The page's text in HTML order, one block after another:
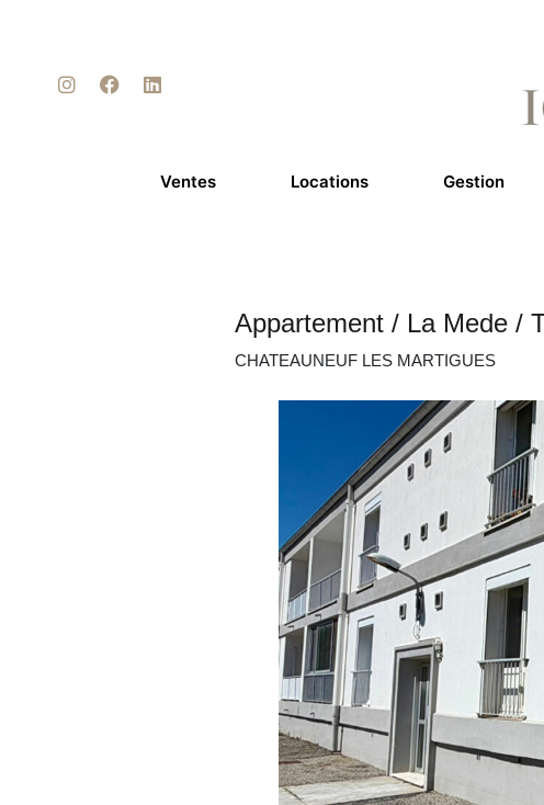
Ventes Locations Gestion
Appartement / La Mede /
CHATEAUNEUF LES MARTIGUES